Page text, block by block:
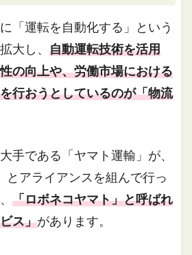
「運転を自動化する」という
大し、自動運転技術を活用
の向上や、労働市場における
行おうとしているのが「物流
手である「ヤマト運輸」が、
とアライアンスを組んで行っ
「ロボネコヤマト」と呼ばれ
ス」があります。